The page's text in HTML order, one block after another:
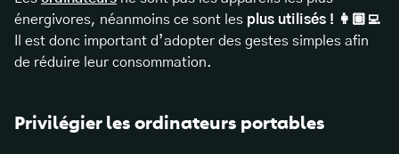
énergivores, néanmoins ce sont les plus utilisés ! 👩🏽‍💻
Il est donc important d’adopter des gestes simples afin
de réduire leur consommation.
Privilégier les ordinateurs portables